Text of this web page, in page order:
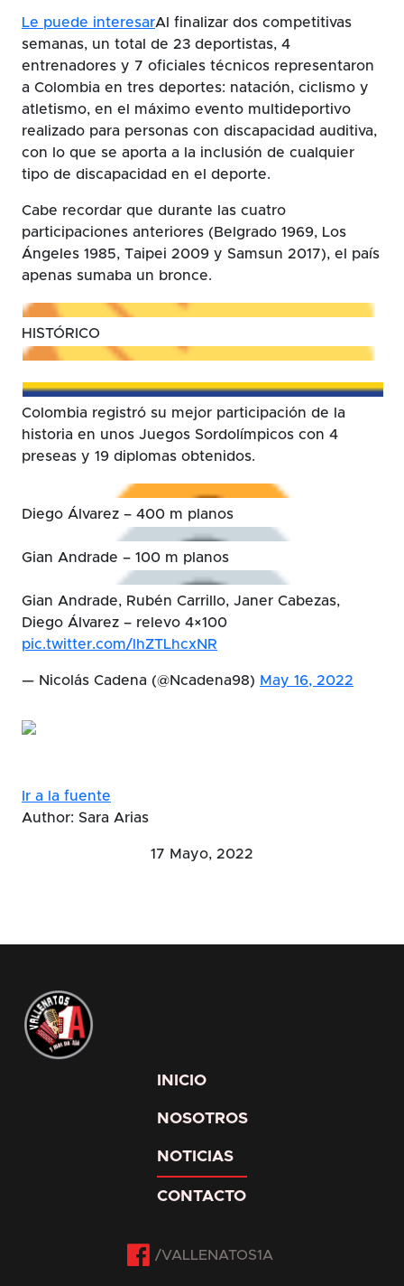
Le puede interesarAl finalizar dos competitivas
semanas, un total de 23 deportistas, 4
entrenadores y 7 oficiales técnicos representaron
a Colombia en tres deportes: natación, ciclismo y
atletismo, en el máximo evento multideportivo
realizado para personas con discapacidad auditiva,
con lo que se aporta a la inclusión de cualquier
tipo de discapacidad en el deporte.
Cabe recordar que durante las cuatro
participaciones anteriores (Belgrado 1969, Los
Ángeles 1985, Taipei 2009 y Samsun 2017), el país
apenas sumaba un bronce.
HISTÓRICO
Colombia registró su mejor participación de la
historia en unos Juegos Sordolímpicos con 4
preseas y 19 diplomas obtenidos.
Diego Álvarez – 400 m planos
Gian Andrade – 100 m planos
Gian Andrade, Rubén Carrillo, Janer Cabezas,
Diego Álvarez – relevo 4×100
pic.twitter.com/lhZTLhcxNR
— Nicolás Cadena (@Ncadena98) May 16, 2022
Ir a la fuente
Author: Sara Arias
17 Mayo, 2022
INICIO
NOSOTROS
NOTICIAS
CONTACTO